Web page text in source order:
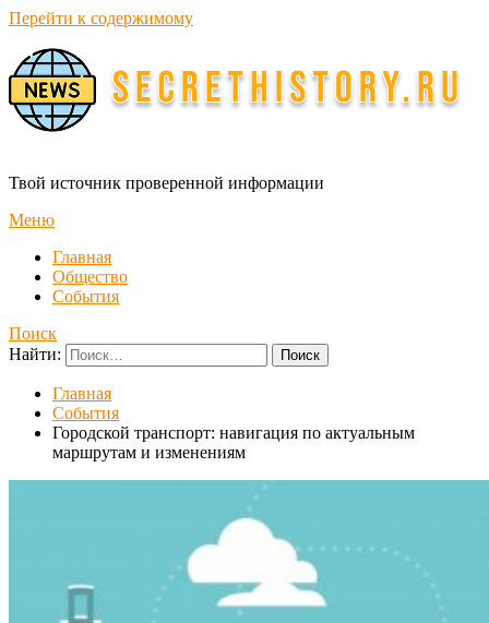
Перейти к содержимому
Твой источник проверенной информации
Меню
Главная
Общество
События
Поиск
Найти:
Главная
События
Городской транспорт: навигация по актуальным
маршрутам и изменениям